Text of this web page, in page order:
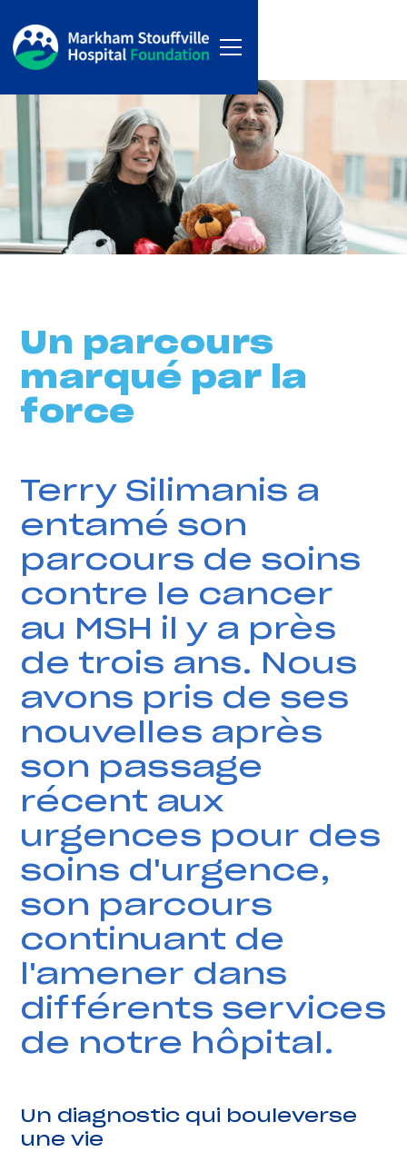
Un parcours
marqué par la
force
Terry Silimanis a
entamé son
parcours de soins
contre le cancer
au MSH il y a près
de trois ans. Nous
avons pris de ses
nouvelles après
son passage
récent aux
urgences pour des
soins d'urgence,
son parcours
continuant de
l'amener dans
différents services
de notre hôpital.
Un diagnostic qui bouleverse
une vie